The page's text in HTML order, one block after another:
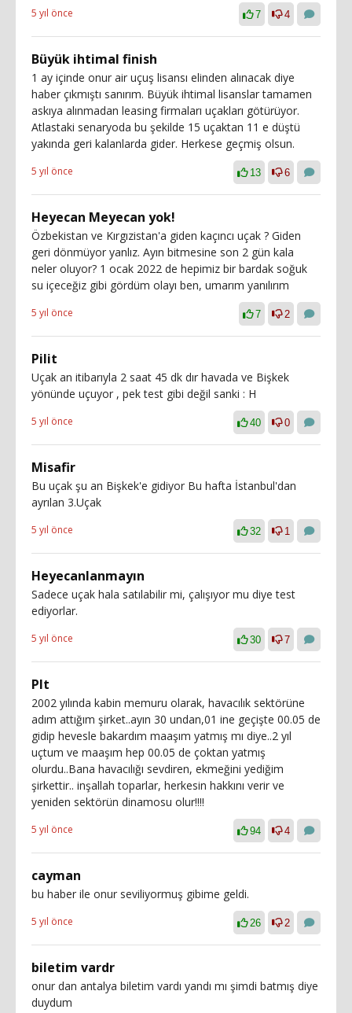
5 yıl önce 7 4
Büyük ihtimal finish
1 ay içinde onur air uçuş lisansı elinden alınacak diye
haber çıkmıştı sanırım. Büyük ihtimal lisanslar tamamen
askıya alınmadan leasing firmaları uçakları götürüyor.
Atlastaki senaryoda bu şekilde 15 uçaktan 11 e düştü
yakında geri kalanlarda gider. Herkese geçmiş olsun.
5 yıl önce 13 6
Heyecan Meyecan yok!
Özbekistan ve Kırgızistan'a giden kaçıncı uçak ? Giden
geri dönmüyor yanlız. Ayın bitmesine son 2 gün kala
neler oluyor? 1 ocak 2022 de hepimiz bir bardak soğuk
su içeceğiz gibi gördüm olayı ben, umarım yanılırım
5 yıl önce 7 2
Pilit
Uçak an itibarıyla 2 saat 45 dk dır havada ve Bişkek
yönünde uçuyor , pek test gibi değil sanki : H
5 yıl önce 40 0
Misafir
Bu uçak şu an Bişkek'e gidiyor Bu hafta İstanbul'dan
ayrılan 3.Uçak
5 yıl önce 32 1
Heyecanlanmayın
Sadece uçak hala satılabilir mi, çalışıyor mu diye test
ediyorlar.
5 yıl önce 30 7
Plt
2002 yılında kabin memuru olarak, havacılık sektörüne
adım attığım şirket..ayın 30 undan,01 ine geçişte 00.05 de
gidip hevesle bakardım maaşım yatmış mı diye..2 yıl
uçtum ve maaşım hep 00.05 de çoktan yatmış
olurdu..Bana havacılığı sevdiren, ekmeğini yediğim
şirkettir.. inşallah toparlar, herkesin hakkını verir ve
yeniden sektörün dinamosu olur!!!!
5 yıl önce 94 4
cayman
bu haber ile onur seviliyormuş gibime geldi.
5 yıl önce 26 2
biletim vardr
onur dan antalya biletim vardı yandı mı şimdi batmış diye
duydum